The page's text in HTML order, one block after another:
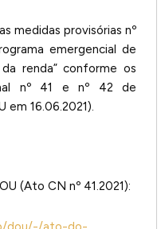
medidas provisórias nº
emergencial de
renda” conforme os
nº 41 e nº 42 de
em 16.06.2021).
(Ato CN nº 41.2021):